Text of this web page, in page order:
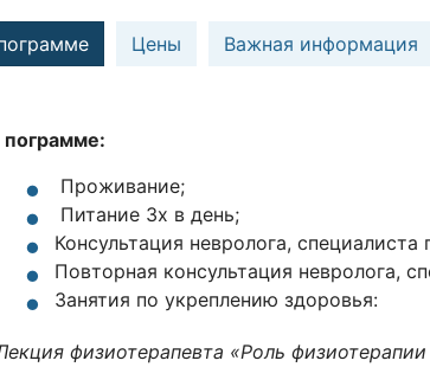
Цены Важная информация
пограмме:
Проживание;
Питание 3x в день;
Консультация невролога,
Повторная консультация невролога,
Занятия по укреплению здоровья:
физиотерапевта «Роль